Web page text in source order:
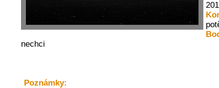
nechci
Poznámky: